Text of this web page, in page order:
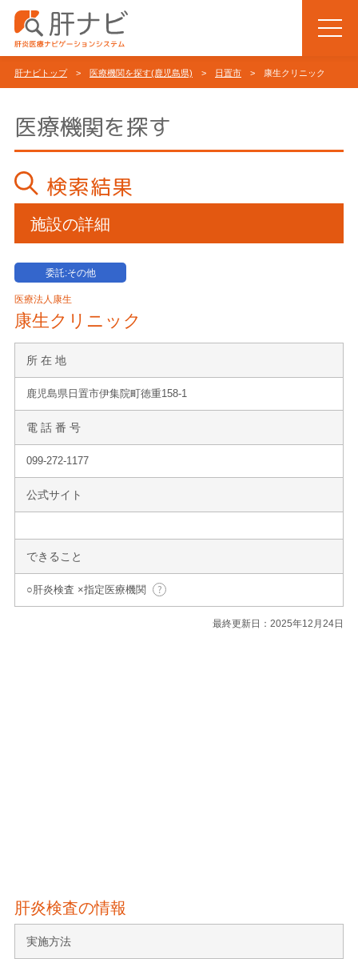
肝ナビトップ> 医療機関を探す(鹿児島県) > 日置市 > 康生クリニック
医療機関を探す
検索結果
施設の詳細
委託:その他
医療法人康生
康生クリニック
所 在 地
鹿児島県日置市伊集院町徳重158-1
電 話 番 号
099-272-1177
公式サイト
できること
○肝炎検査 ×指定医療機関
最終更新日：2025年12月24日
肝炎検査の情報
実施方法